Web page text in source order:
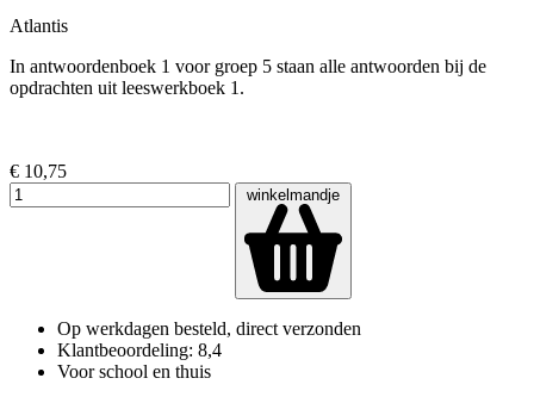
Atlantis
In antwoordenboek 1 voor groep 5 staan alle antwoorden bij de
opdrachten uit leeswerkboek 1.
€ 10,75
winkelmandje
Op werkdagen besteld, direct verzonden
Klantbeoordeling: 8,4
Voor school en thuis